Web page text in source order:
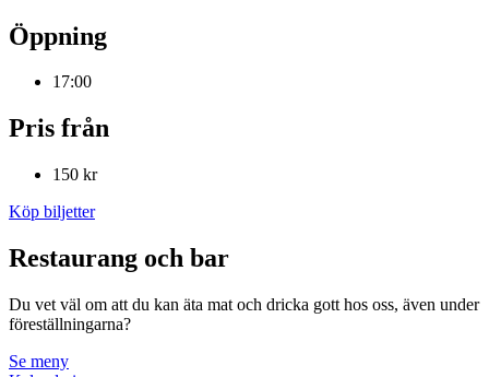
Öppning
17:00
Pris från
150 kr
Köp biljetter
Restaurang och bar
Du vet väl om att du kan äta mat och dricka gott hos oss, även under
föreställningarna?
Se meny